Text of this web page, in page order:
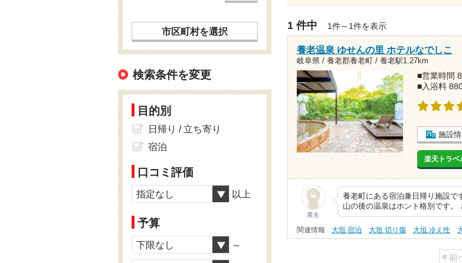
1 件中 1件～1件を表示
養老温泉 ゆせんの里 ホテルなでしこ
岐阜県 / 養老郡養老町 / 養老駅1.27km
■営業時間
■入浴料
施設
楽天トラベ
匿名
養老町にある宿泊兼日帰り施設
山の後の温泉はホント格別です
関連情報 大垣 宿泊 大垣 切り傷 大垣 冷え性
前
市区町村を選択
検索条件を変更
目的別
日帰り / 立ち寄り
宿泊
口コミ評価
指定なし 以上
予算
下限なし ～